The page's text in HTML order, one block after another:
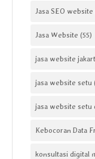
Jasa SEO website
Jasa Website (55)
jasa website
jasa website setu
jasa website setu
Kebocoran Data
konsultasi digital